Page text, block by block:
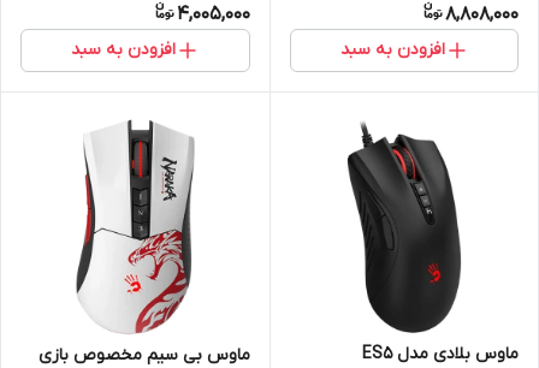
8,808,000
افزودن به سبد
4,005,000
افزودن به سبد
ماوس بلادی مدل ES5
ماوس بی سیم مخصوص بازی